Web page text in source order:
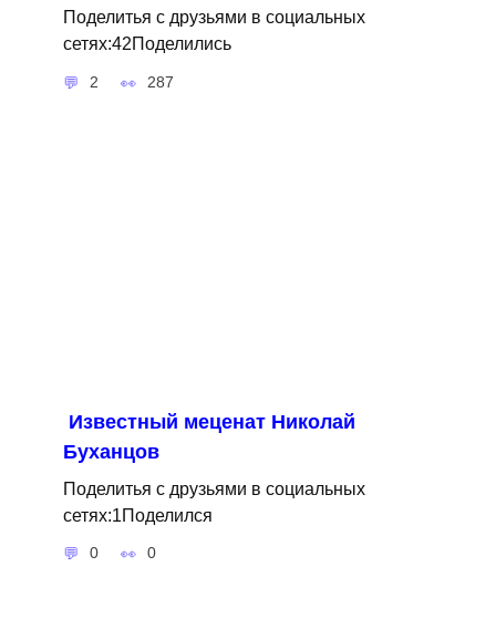
Поделитья с друзьями в социальных
сетях:42Поделились
2 287
Известный меценат Николай
Буханцов
Поделитья с друзьями в социальных
сетях:1Поделился
0 0